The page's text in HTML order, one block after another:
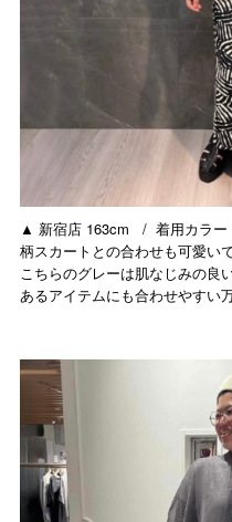
▲ 新宿店 163cm / 着用カラ
柄スカートとの合わせも可愛い
こちらのグレーは肌なじみの良
あるアイテムにも合わせやすい